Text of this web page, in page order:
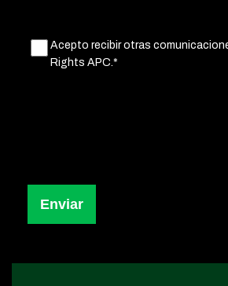
Untitled(Obligatorio)
Acepto recibir otras
Rights APC.*